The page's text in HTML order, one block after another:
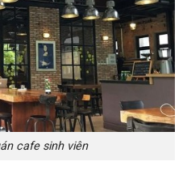
cafe sinh viên